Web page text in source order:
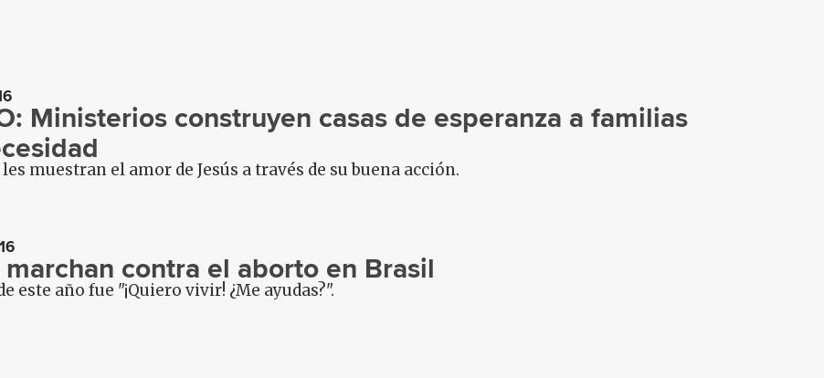
Ministerios construyen casas de esperanza a familias
muestran el amor de Jesús a través de su buena acción.
contra el aborto en Brasil
este año fue "¡Quiero vivir! ¿Me ayudas?".